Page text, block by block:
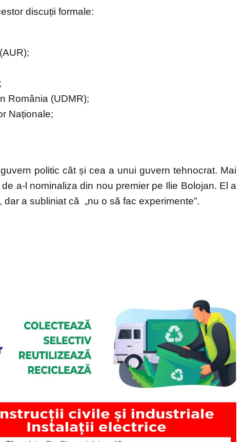
discuții formale:
România (UDMR);
Naționale;
politic cât și cea a unui guvern tehnocrat. Mai
a-l nominaliza din nou premier pe Ilie Bolojan. El a
a subliniat că „nu o să fac experimente”.